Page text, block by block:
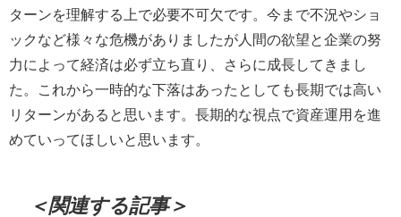
ターンを理解する上で必要不可欠です。今まで不況やショ
ックなど様々な危機がありましたが人間の欲望と企業の努
力によって経済は必ず立ち直り、さらに成長してきまし
た。これから一時的な下落はあったとしても長期では高い
リターンがあると思います。長期的な視点で資産運用を進
めていってほしいと思います。
＜関連する記事＞